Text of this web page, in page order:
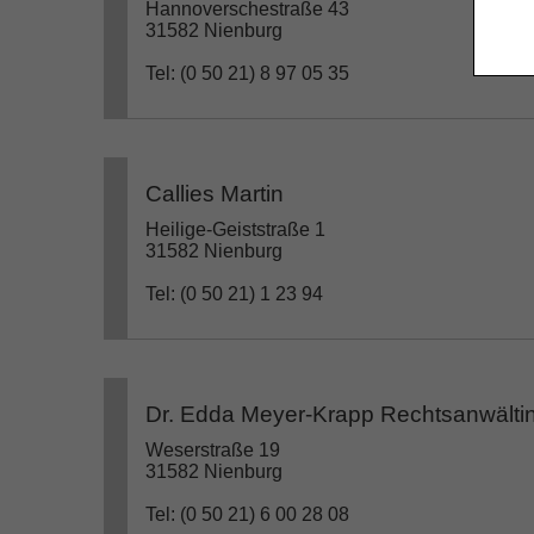
Hannoverschestraße 43
31582 Nienburg
Tel: (0 50 21) 8 97 05 35
Callies Martin
Heilige-Geiststraße 1
31582 Nienburg
Tel: (0 50 21) 1 23 94
Dr. Edda Meyer-Krapp
Weserstraße 19
31582 Nienburg
Tel: (0 50 21) 6 00 28 08